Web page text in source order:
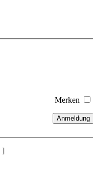
Merken
Anmeldung
]